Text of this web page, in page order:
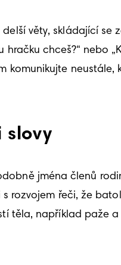
věty, skládající
chceš?“ nebo
komunikujte
slovy
jména členů
rozvojem řeči, že
těla, například paže